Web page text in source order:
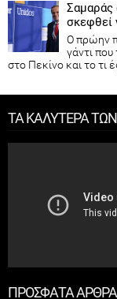
Σαμαράς
σκεφθεί
Ο πρώην
γάντι που
στο Πεκίνο και το τι
ΤΑ ΚΑΛΥΤΕΡΑ
ΠΡΟΣΦΑΤΑ ΑΡΘΡΑ